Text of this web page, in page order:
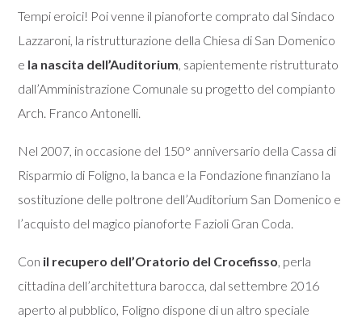
Tempi eroici! Poi venne il pianoforte comprato dal Sindaco
Lazzaroni, la ristrutturazione della Chiesa di San Domenico
e la nascita dell’Auditorium, sapientemente ristrutturato
dall’Amministrazione Comunale su progetto del compianto
Arch. Franco Antonelli.
Nel 2007, in occasione del 150° anniversario della Cassa di
Risparmio di Foligno, la banca e la Fondazione finanziano la
sostituzione delle poltrone dell’Auditorium San Domenico e
l’acquisto del magico pianoforte Fazioli Gran Coda.
Con il recupero dell’Oratorio del Crocefisso, perla
cittadina dell’architettura barocca, dal settembre 2016
aperto al pubblico, Foligno dispone di un altro speciale